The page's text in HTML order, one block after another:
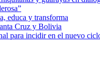
educa y transforma
Cruz y Bolivia
para incidir en el nuevo